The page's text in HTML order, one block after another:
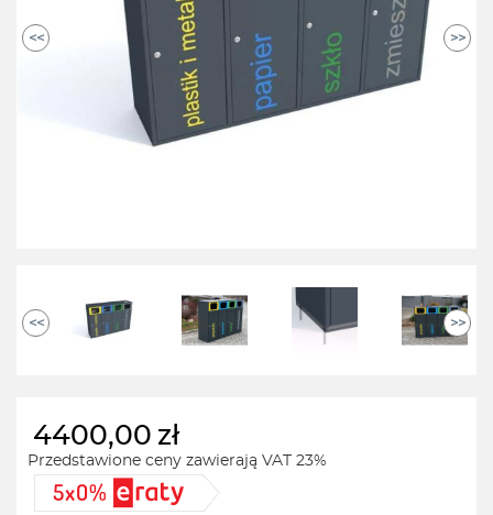
<< >>
<< >>
4400,00 zł
Przedstawione ceny zawierają VAT 23%